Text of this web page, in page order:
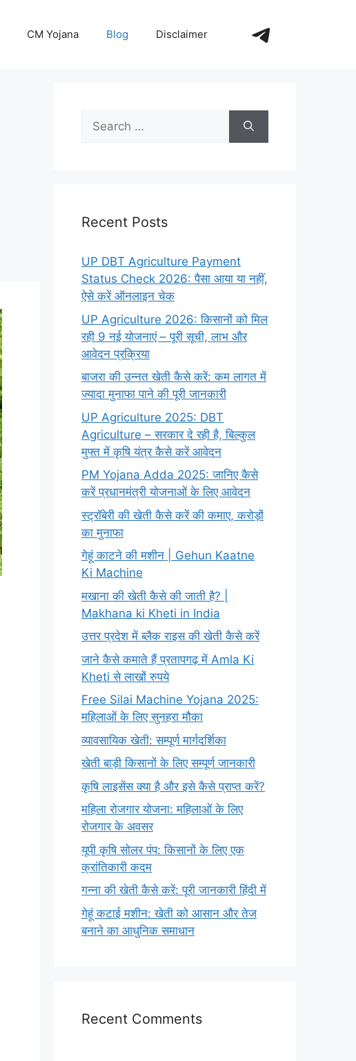
CM Yojana Blog Disclaimer https://t.me/
Search
for:
Recent Posts
UP DBT Agriculture Payment
Status Check 2026: पैसा आया या नहीं,
ऐसे करें ऑनलाइन चेक
UP Agriculture 2026: किसानों को मिल
रही 9 नई योजनाएं – पूरी सूची, लाभ और
आवेदन प्रक्रिया
बाजरा की उन्नत खेती कैसे करें: कम लागत में
ज्यादा मुनाफा पाने की पूरी जानकारी
UP Agriculture 2025: DBT
Agriculture – सरकार दे रही है, बिल्कुल
मुफ्त में कृषि यंत्र कैसे करें आवेदन
PM Yojana Adda 2025: जानिए कैसे
करें प्रधानमंत्री योजनाओं के लिए आवेदन
स्ट्रॉबेरी की खेती कैसे करें की कमाए, करोड़ों
का मुनाफा
गेहूं काटने की मशीन | Gehun Kaatne
Ki Machine
मखाना की खेती कैसे की जाती है? |
Makhana ki Kheti in India
उत्तर प्रदेश में ब्लैक राइस की खेती कैसे करें
जाने कैसे कमाते हैं प्रतापगढ़ में Amla Ki
Kheti से लाखों रुपये
Free Silai Machine Yojana 2025:
महिलाओं के लिए सुनहरा मौका
व्यावसायिक खेती: सम्पूर्ण मार्गदर्शिका
खेती बाड़ी किसानों के लिए सम्पूर्ण जानकारी
कृषि लाइसेंस क्या है और इसे कैसे प्राप्त करें?
महिला रोजगार योजना: महिलाओं के लिए
रोजगार के अवसर
यूपी कृषि सोलर पंप: किसानों के लिए एक
क्रांतिकारी कदम
गन्ना की खेती कैसे करें: पूरी जानकारी हिंदी में
गेहूं कटाई मशीन: खेती को आसान और तेज
बनाने का आधुनिक समाधान
Recent Comments